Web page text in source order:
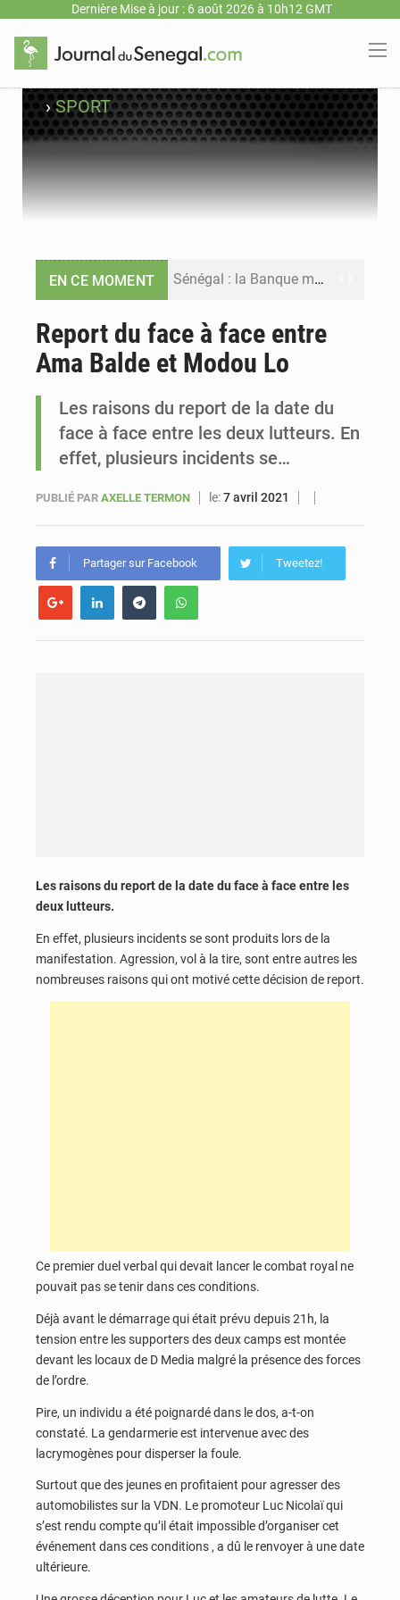
Dernière Mise à jour : 6 août 2026 à 10h12 GMT
›SPORT
EN CE MOMENT Sénégal : la Banque mondiale annonce un financement de 340 milliards FCFA pour soutenir les priorités de la Vision Sénégal 2050
Sénégal : le niveau du fleuve Sénégal poursuit sa montée à Podor, les autorités appellent à la vigilance
Sénégal : Ousmane Diagne prêtera serment le 11 août comme président du Conseil constitutionnel
Report du face à face entre
Ama Balde et Modou Lo
Les raisons du report de la date du
face à face entre les deux lutteurs. En
effet, plusieurs incidents se…
PUBLIÉ PAR AXELLE TERMON le:7 avril 2021
Partager sur Facebook Tweetez!
Les raisons du report de la date du face à face entre les
deux lutteurs.
En effet, plusieurs incidents se sont produits lors de la
manifestation. Agression, vol à la tire, sont entre autres les
nombreuses raisons qui ont motivé cette décision de report.
Ce premier duel verbal qui devait lancer le combat royal ne
pouvait pas se tenir dans ces conditions.
Déjà avant le démarrage qui était prévu depuis 21h, la
tension entre les supporters des deux camps est montée
devant les locaux de D Media malgré la présence des forces
de l’ordre.
Pire, un individu a été poignardé dans le dos, a-t-on
constaté. La gendarmerie est intervenue avec des
lacrymogènes pour disperser la foule.
Surtout que des jeunes en profitaient pour agresser des
automobilistes sur la VDN. Le promoteur Luc Nicolaï qui
s’est rendu compte qu’il était impossible d’organiser cet
événement dans ces conditions , a dû le renvoyer à une date
ultérieure.